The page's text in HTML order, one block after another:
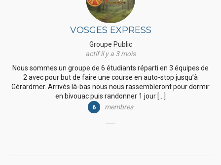
VOSGES EXPRESS
Groupe Public
actif il y a 3 mois
Nous sommes un groupe de 6 étudiants réparti en 3 équipes de
2 avec pour but de faire une course en auto-stop jusqu’à
Gérardmer. Arrivés là-bas nous nous rassembleront pour dormir
en bivouac puis randonner 1 jour […]
6 membres